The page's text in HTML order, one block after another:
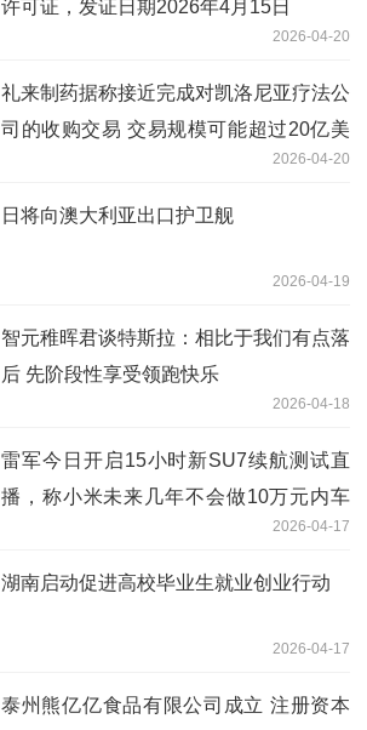
许可证，发证日期2026年4月15日
2026-04-20
礼来制药据称接近完成对凯洛尼亚疗法公
司的收购交易 交易规模可能超过20亿美
2026-04-20
日将向澳大利亚出口护卫舰
2026-04-19
智元稚晖君谈特斯拉：相比于我们有点落
后 先阶段性享受领跑快乐
2026-04-18
雷军今日开启15小时新SU7续航测试直
播，称小米未来几年不会做10万元内车
2026-04-17
湖南启动促进高校毕业生就业创业行动
2026-04-17
泰州熊亿亿食品有限公司成立 注册资本